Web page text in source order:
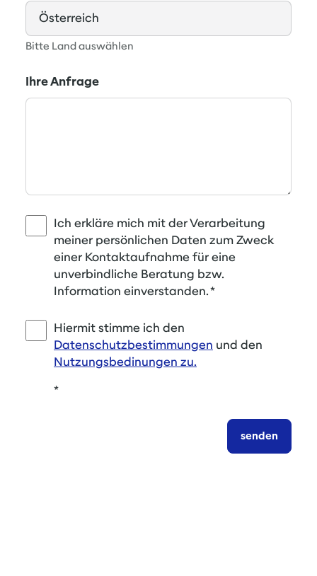
Bitte Land auswählen
Ihre Anfrage
Ich erkläre mich mit der Verarbeitung
meiner persönlichen Daten zum Zweck
einer Kontaktaufnahme für eine
unverbindliche Beratung bzw.
Information einverstanden.*
Hiermit stimme ich den
Datenschutzbestimmungen und den
Nutzungsbedinungen zu.
*
senden